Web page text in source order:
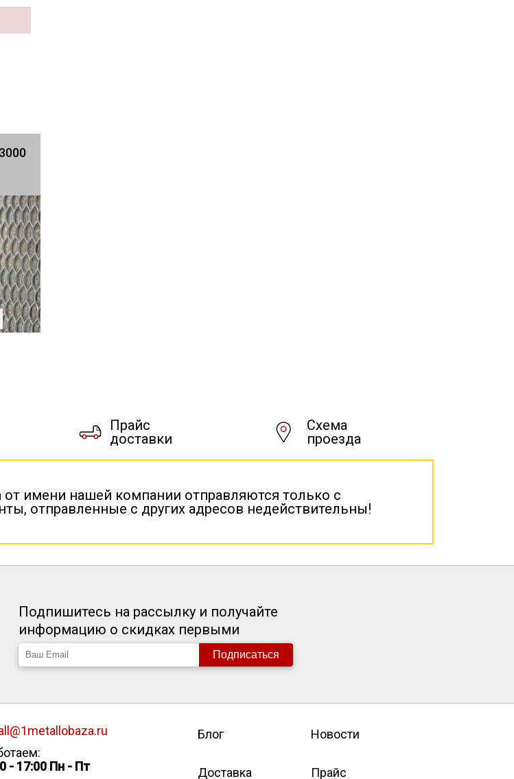
Прайс
доставки
Схема
проезда
имени нашей компании отправляются только с
отправленные с других адресов недействительны!
Подпишитесь на рассылку и получайте
информацию о скидках первыми
Подписаться
- 17:00 Пн - Пт
Блог Новости
Доставка Прайс